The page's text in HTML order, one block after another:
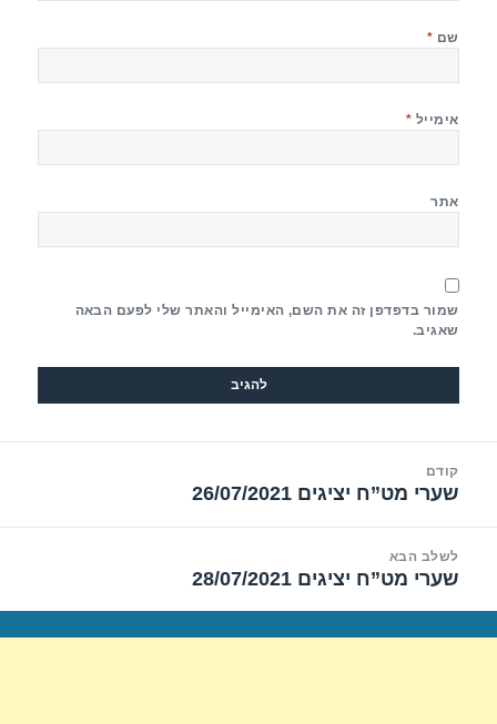
שם *
אימייל *
אתר
שמור בדפדפן זה את השם, האימייל והאתר שלי לפעם הבאה
שאגיב.
קודם
הפוסט
שערי מט”ח יציגים 26/07/2021
לשלב הבא
הפוסט
שערי מט”ח יציגים 28/07/2021